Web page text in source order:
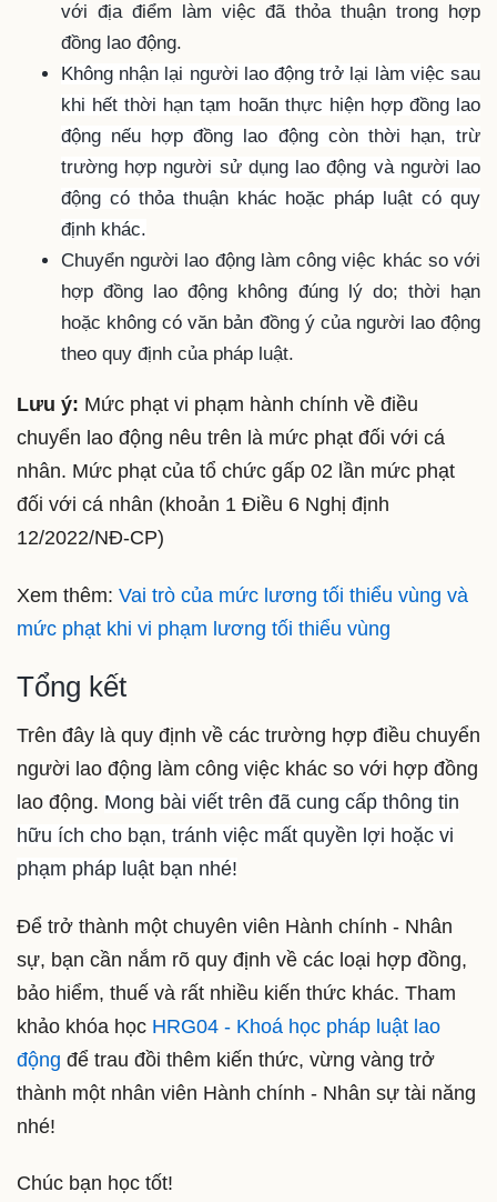
với địa điểm làm việc đã thỏa thuận trong hợp
đồng lao động.
Không nhận lại người lao động trở lại làm việc sau
khi hết thời hạn tạm hoãn thực hiện hợp đồng lao
động nếu hợp đồng lao động còn thời hạn, trừ
trường hợp người sử dụng lao động và người lao
động có thỏa thuận khác hoặc pháp luật có quy
định khác.
Chuyển người lao động làm công việc khác so với
hợp đồng lao động không đúng lý do; thời hạn
hoặc không có văn bản đồng ý của người lao động
theo quy định của pháp luật.
Lưu ý: Mức phạt vi phạm hành chính về điều
chuyển lao động nêu trên là mức phạt đối với cá
nhân. Mức phạt của tổ chức gấp 02 lần mức phạt
đối với cá nhân (khoản 1 Điều 6 Nghị định
12/2022/NĐ-CP)
Xem thêm: Vai trò của mức lương tối thiểu vùng và
mức phạt khi vi phạm lương tối thiểu vùng
Tổng kết
Trên đây là quy định về các trường hợp điều chuyển
người lao động làm công việc khác so với hợp đồng
lao động. Mong bài viết trên đã cung cấp thông tin
hữu ích cho bạn, tránh việc mất quyền lợi hoặc vi
phạm pháp luật bạn nhé!
Để trở thành một chuyên viên Hành chính - Nhân
sự, bạn cần nắm rõ quy định về các loại hợp đồng,
bảo hiểm, thuế và rất nhiều kiến thức khác. Tham
khảo khóa học HRG04 - Khoá học pháp luật lao
động để trau đồi thêm kiến thức, vừng vàng trở
thành một nhân viên Hành chính - Nhân sự tài năng
nhé!
Chúc bạn học tốt!